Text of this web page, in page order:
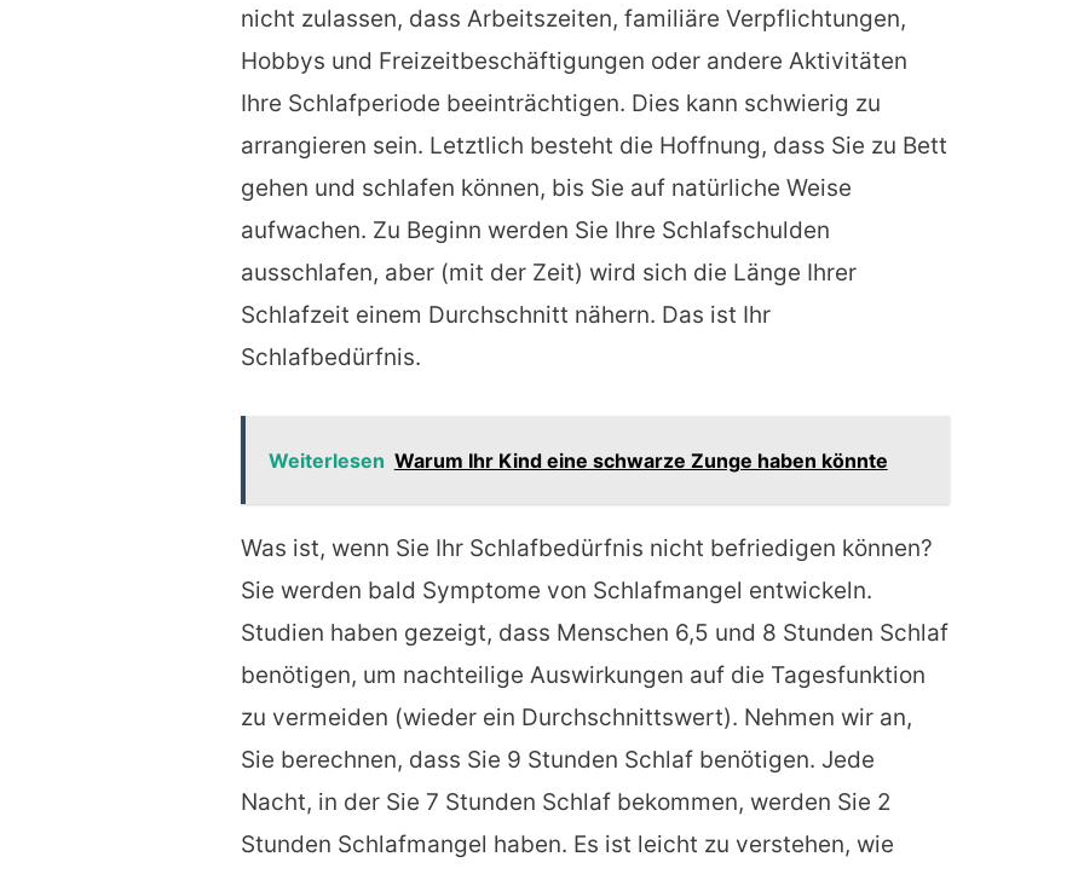
nicht zulassen, dass Arbeitszeiten, familiäre Verpflichtungen,
Hobbys und Freizeitbeschäftigungen oder andere Aktivitäten
Ihre Schlafperiode beeinträchtigen. Dies kann schwierig zu
arrangieren sein. Letztlich besteht die Hoffnung, dass Sie zu Bett
gehen und schlafen können, bis Sie auf natürliche Weise
aufwachen. Zu Beginn werden Sie Ihre Schlafschulden
ausschlafen, aber (mit der Zeit) wird sich die Länge Ihrer
Schlafzeit einem Durchschnitt nähern. Das ist Ihr
Schlafbedürfnis.
Weiterlesen Warum Ihr Kind eine schwarze Zunge haben könnte
Was ist, wenn Sie Ihr Schlafbedürfnis nicht befriedigen können?
Sie werden bald Symptome von Schlafmangel entwickeln.
Studien haben gezeigt, dass Menschen 6,5 und 8 Stunden Schlaf
benötigen, um nachteilige Auswirkungen auf die Tagesfunktion
zu vermeiden (wieder ein Durchschnittswert). Nehmen wir an,
Sie berechnen, dass Sie 9 Stunden Schlaf benötigen. Jede
Nacht, in der Sie 7 Stunden Schlaf bekommen, werden Sie 2
Stunden Schlafmangel haben. Es ist leicht zu verstehen, wie